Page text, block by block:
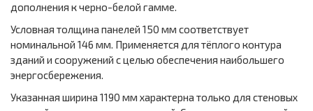
дополнения к черно-белой гамме.
Условная толщина панелей 150 мм соответствует
номинальной 146 мм. Применяется для тёплого контура
зданий и сооружений с целью обеспечения наибольшего
энергосбережения.
Указанная ширина 1190 мм характерна только для стеновых